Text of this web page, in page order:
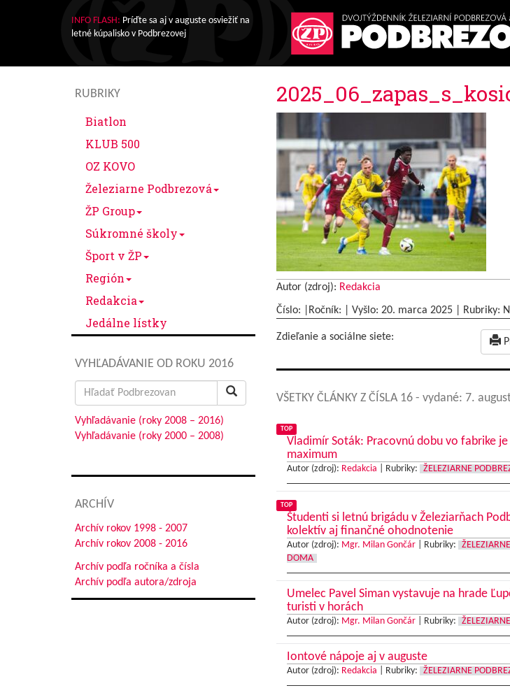
INFO FLASH: Príďte sa aj v auguste osviežiť na
letné kúpalisko v Podbrezovej
RUBRIKY
Biatlon
KLUB 500
OZ KOVO
Železiarne Podbrezová
ŽP Group
Súkromné školy
Šport v ŽP
Región
Redakcia
Jedálne lístky
VYHĽADÁVANIE OD ROKU 2016
Search
for:
Vyhľadávanie (roky 2008 – 2016)
Vyhľadávanie (roky 2000 – 2008)
ARCHÍV
Archív rokov 1998 - 2007
Archív rokov 2008 - 2016
Archív podľa ročníka a čísla
Archív podľa autora/zdroja
Autor (zdroj): Redakcia
Číslo: |Ročník: | Vyšlo: 20. marca 2025| Rubriky:
Zdieľanie a sociálne siete:
VŠETKY ČLÁNKY Z ČÍSLA 16 - vydané: 7.
TOP
Vladimír Soták: Pracovnú dobu vo fabrike
maximum
Autor (zdroj): Redakcia Rubriky: ŽELEZIARNE
TOP
Študenti si letnú brigádu v Železiarňach
kolektív aj finančné ohodnotenie
Autor (zdroj): Mgr. Milan Gončár| Rubriky:
DOMA
Umelec Pavel Siman vystavuje na hrade
turisti v horách
Autor (zdroj): Mgr. Milan Gončár| Rubriky:
Iontové nápoje aj v auguste
Autor (zdroj): Redakcia Rubriky: ŽELEZIARNE